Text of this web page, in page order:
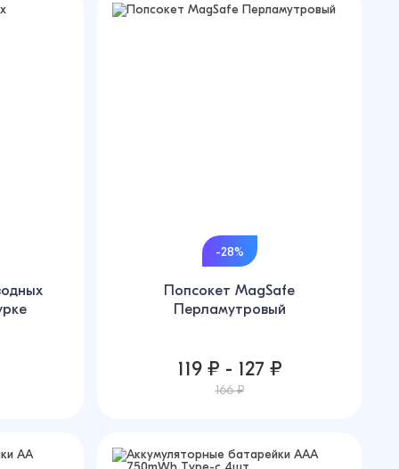
-28%
Попсокет MagSafe
Перламутровый
119 ₽ - 127 ₽
166 ₽